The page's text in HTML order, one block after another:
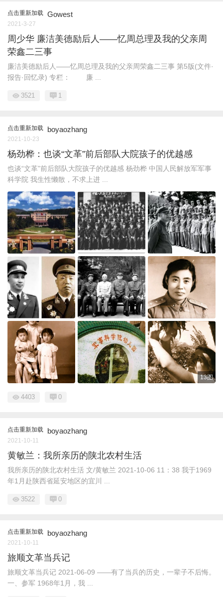
点击重新加载 Gowest
2021-3-27
周少华 廉洁美德励后人——忆周总理及我的父亲周
荣鑫二三事
廉洁美德励后人——忆周总理及我的父亲周荣鑫二三事 第5版(文件·
报告·回忆录) 专栏： 廉 ...
3521 1
点击重新加载 boyaozhang
2021-10-23
杨劲桦：也谈“文革”前后部队大院孩子的优越感
也谈“文革”前后部队大院孩子的优越感 杨劲桦 中国人民解放军军事
科学院 我生性懒散，不求上进 ...
13图
4403 0
点击重新加载 boyaozhang
2021-10-11
黄敏兰：我所亲历的陕北农村生活
我所亲历的陕北农村生活 文/黄敏兰 2021-10-06 11：38 我于1969
年1月赴陕西省延安地区的宜川 ...
3522 0
点击重新加载 boyaozhang
2021-10-11
旅顺文革当兵记
旅顺文革当兵记 2021-06-09 ——有了当兵的历史，一辈子不后悔。
一、参军 1968年1月，我 ...